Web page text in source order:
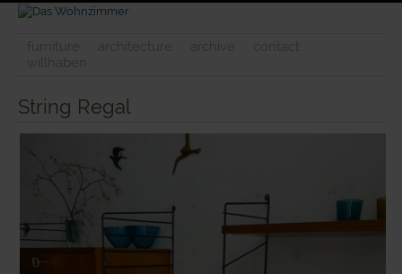
String Regal